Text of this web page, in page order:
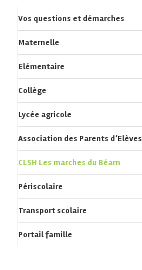
Vos questions et démarches
Maternelle
Elémentaire
Collège
Lycée agricole
Association des Parents d’Elèves
CLSH Les marches du Béarn
Périscolaire
Transport scolaire
Portail famille